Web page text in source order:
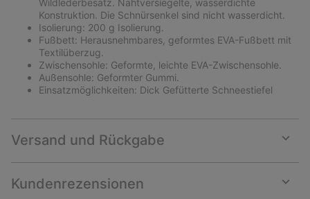
Konstruktion. Die Schnürsenkel sind nicht wasserdicht.
Isolierung: 200 g Isolierung.
Fußbett: Herausnehmbares, geformtes EVA-Fußbett mit
Textilüberzug.
Zwischensohle: Geformte, leichte EVA-Zwischensohle.
Außensohle: Geformter Gummi.
Einsatzmöglichkeiten: Dick Gefütterte Schneestiefel
Versand und Rückgabe
or
Kundenrezensionen